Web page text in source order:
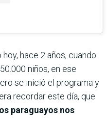
hace 2 años, cuando
niños, en ese
se inició el programa y
recordar este día, que
paraguayos nos